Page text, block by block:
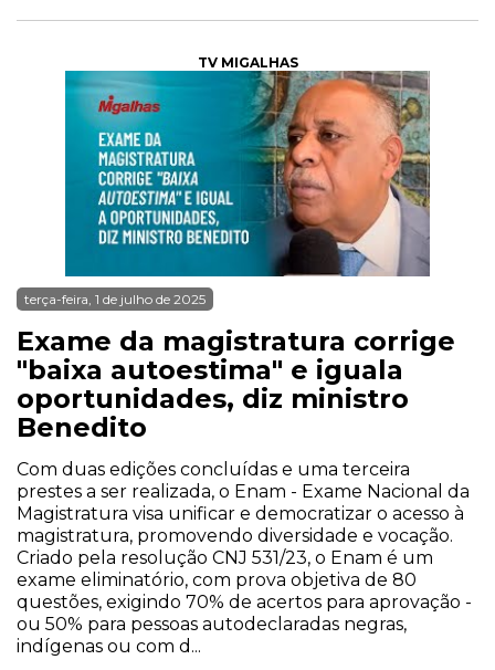
TV MIGALHAS
terça-feira, 1 de julho de 2025
Exame da magistratura corrige
"baixa autoestima" e iguala
oportunidades, diz ministro
Benedito
Com duas edições concluídas e uma terceira
prestes a ser realizada, o Enam - Exame Nacional da
Magistratura visa unificar e democratizar o acesso à
magistratura, promovendo diversidade e vocação.
Criado pela resolução CNJ 531/23, o Enam é um
exame eliminatório, com prova objetiva de 80
questões, exigindo 70% de acertos para aprovação -
ou 50% para pessoas autodeclaradas negras,
indígenas ou com d...